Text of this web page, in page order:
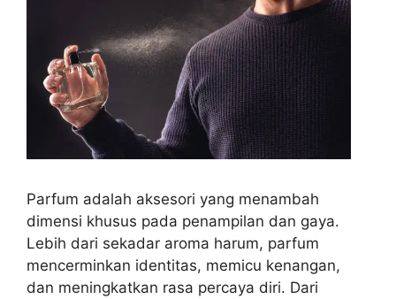
Parfum adalah aksesori yang menambah
dimensi khusus pada penampilan dan gaya.
Lebih dari sekadar aroma harum, parfum
mencerminkan identitas, memicu kenangan,
dan meningkatkan rasa percaya diri. Dari